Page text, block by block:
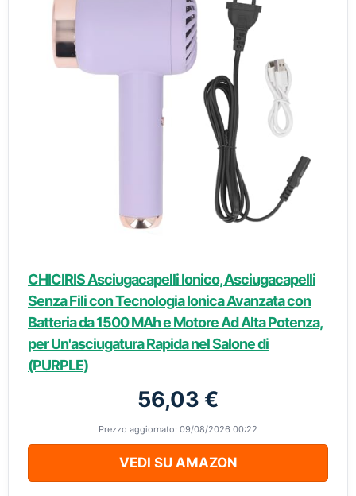
CHICIRIS Asciugacapelli Ionico, Asciugacapelli
Senza Fili con Tecnologia Ionica Avanzata con
Batteria da 1500 MAh e Motore Ad Alta Potenza,
per Un'asciugatura Rapida nel Salone di
(PURPLE)
56,03 €
Prezzo aggiornato: 09/08/2026 00:22
VEDI SU AMAZON